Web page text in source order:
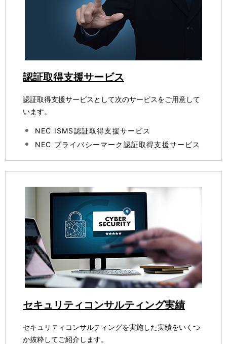
認証取得支援サービス
認証取得支援サービスとして次のサービスをご用意して
います。
NEC ISMS認証取得支援サービス
NEC プライバシーマーク認証取得支援サービス
セキュリティコンサルティング実績
セキュリティコンサルティングを実施した実績をいくつ
か抜粋してご紹介します。